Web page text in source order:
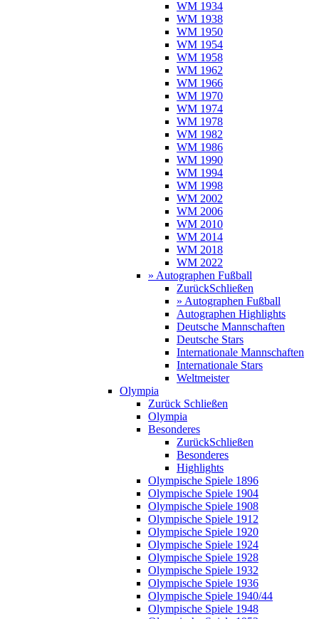
WM 1934
WM 1938
WM 1950
WM 1954
WM 1958
WM 1962
WM 1966
WM 1970
WM 1974
WM 1978
WM 1982
WM 1986
WM 1990
WM 1994
WM 1998
WM 2002
WM 2006
WM 2010
WM 2014
WM 2018
WM 2022
» Autographen Fußball
ZurückSchließen
» Autographen Fußball
Autographen Highlights
Deutsche Mannschaften
Deutsche Stars
Internationale Mannschaften
Internationale Stars
Weltmeister
Olympia
Zurück Schließen
Olympia
Besonderes
ZurückSchließen
Besonderes
Highlights
Olympische Spiele 1896
Olympische Spiele 1904
Olympische Spiele 1908
Olympische Spiele 1912
Olympische Spiele 1920
Olympische Spiele 1924
Olympische Spiele 1928
Olympische Spiele 1932
Olympische Spiele 1936
Olympische Spiele 1940/44
Olympische Spiele 1948